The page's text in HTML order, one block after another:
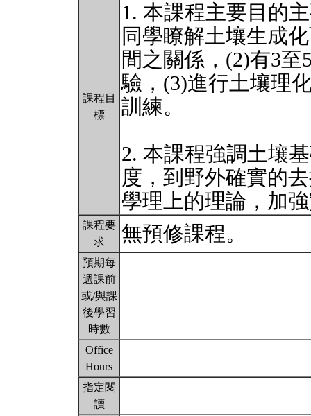
課程目
標
1. 本課程主要目的
同學瞭解土壤生成
間之關係，(2)有3
驗，(3)進行土壤理
訓練。
2. 本課程強調土壤
度，到野外確實的
學理上的理論，加
課程要
求
無預修課程。
預期每
週課前
或/與課
後學習
時數
Office
Hours
指定閱
讀